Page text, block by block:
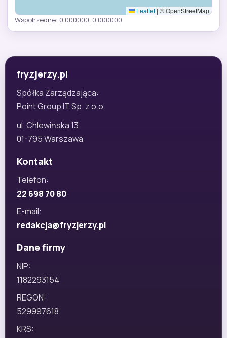
Leaflet | © OpenStreetMap
Wspolrzedne: 0.000000, 0.000000
fryzjerzy.pl
Spółka Zarządzająca:
Point Group IT Sp. z o.o.
ul. Chlewińska 13
01-795 Warszawa
Kontakt
Telefon:
22 698 70 80
E-mail:
redakcja@fryzjerzy.pl
Dane firmy
NIP:
1182293154
REGON:
529997618
KRS: